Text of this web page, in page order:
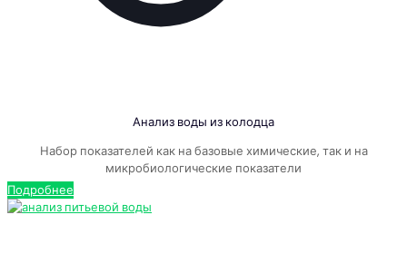
Анализ воды из колодца
Набор показателей как на базовые химические, так и на
микробиологические показатели
Подробнее